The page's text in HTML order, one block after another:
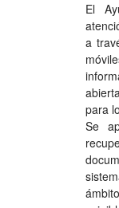
El
a
para
Se